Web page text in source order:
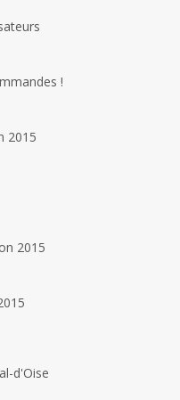
!
2015
2015
d'Oise